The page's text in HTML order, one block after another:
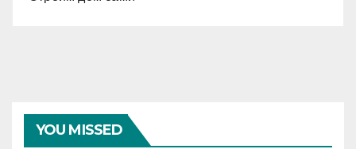
YOU MISSED